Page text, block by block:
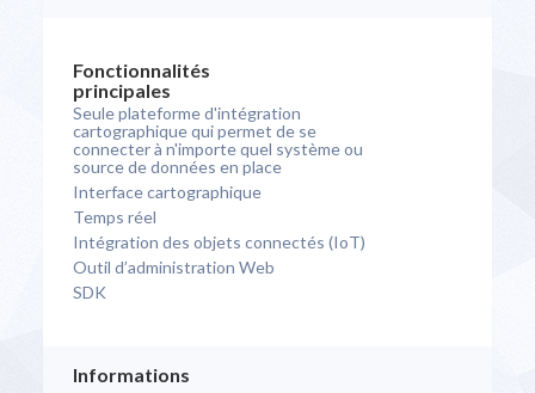
Fonctionnalités
principales
Seule plateforme d'intégration
cartographique qui permet de se
connecter à n'importe quel système ou
source de données en place
Interface cartographique
Temps réel
Intégration des objets connectés (IoT)
Outil d’administration Web
SDK
Informations